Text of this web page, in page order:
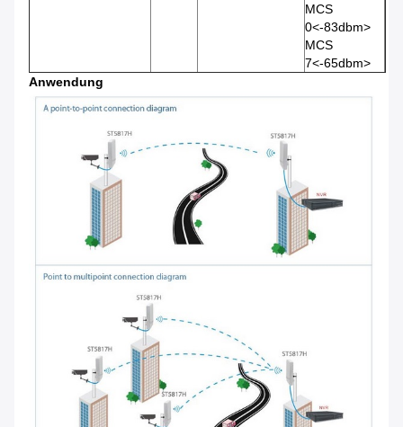
MCS
0<-83dbm>
MCS
7<-65dbm>
Anwendung